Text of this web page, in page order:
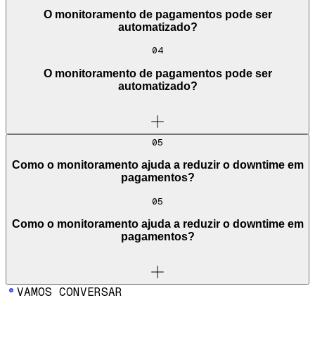
O monitoramento de pagamentos pode ser
automatizado?
04
O monitoramento de pagamentos pode ser
automatizado?
05
Como o monitoramento ajuda a reduzir o downtime em
pagamentos?
05
Como o monitoramento ajuda a reduzir o downtime em
pagamentos?
VAMOS CONVERSAR